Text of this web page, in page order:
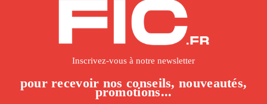
Inscrivez-vous à notre newsletter
pour recevoir nos conseils, nouveautés,
promotions...